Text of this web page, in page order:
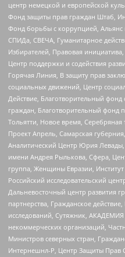
центр немецкой и европейской
Фонд защиты прав граждан Штаб,
Фонд борьбы с коррупцией,
СПИДа, СВЕЧА, Гуманитарное
Избирателей, Правовая
Центр поддержки и содействия
Горячая Линия, В защиту прав
социальных движений, Центр
Действие, Благотворительный
граждан, Благотворительный
Тольятти, Новое время, Серебряная
Проект Апрель, Самарская
Аналитический Центр Юрия
имени Андрея Рылькова, Сфера,
группа, Женщины Евразии,
Российский исследовательский
Дальневосточный центр развития
партнерства, Гражданское
исследований, Сутяжник,
некоммерческих организаций,
Министров северных стран,
Интернешнл-Р, Центр Защиты Прав